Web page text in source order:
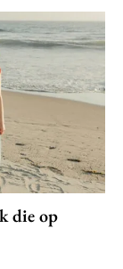
die op